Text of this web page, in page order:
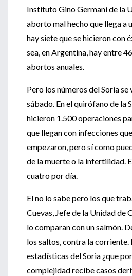
Instituto Gino Germani de la
aborto mal hecho que llega a
hay siete que se hicieron con
sea, en Argentina, hay entre
abortos anuales.
Pero los números del Soria se
sábado. En el quirófano de la
hicieron 1.500 operaciones
que llegan con infecciones
empezaron, pero sí como
de la muerte o la infertilidad.
cuatro por día.
El no lo sabe pero los que
Cuevas, Jefe de la Unidad de
lo comparan con un salmón.
los saltos, contra la corriente.
estadísticas del Soria ¿que
complejidad recibe casos